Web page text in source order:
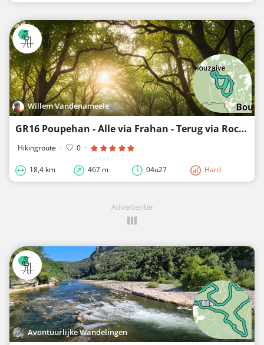
Willem Vandenameele
GR16 Poupehan - Alle via Frahan - Terug via Rochehaut - Moeilijk
Hikingroute · 0 ·
18,4 km 467 m 04u27 Hard
Advertentie
Avontuurlijke Wandelingen